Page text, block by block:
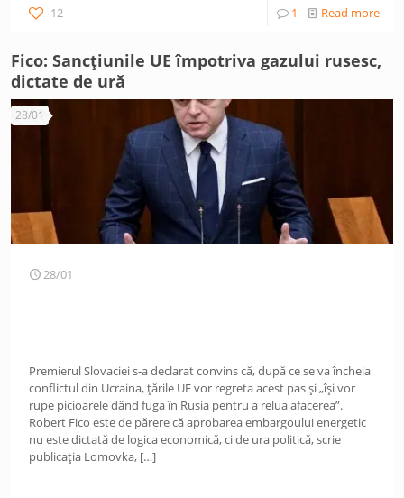
12 1 Read more
Fico: Sancțiunile UE împotriva gazului rusesc,
dictate de ură
28/01
28/01
Premierul Slovaciei s-a declarat convins că, după ce se va încheia
conflictul din Ucraina, țările UE vor regreta acest pas și „își vor
rupe picioarele dând fuga în Rusia pentru a relua afacerea”.
Robert Fico este de părere că aprobarea embargoului energetic
nu este dictată de logica economică, ci de ura politică, scrie
publicația Lomovka, […]